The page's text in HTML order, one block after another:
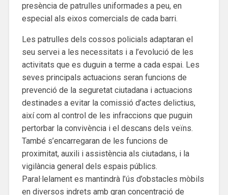
presència de patrulles uniformades a peu, en
especial als eixos comercials de cada barri.
Les patrulles dels cossos policials adaptaran el
seu servei a les necessitats i a l’evolució de les
activitats que es duguin a terme a cada espai. Les
seves principals actuacions seran funcions de
prevenció de la seguretat ciutadana i actuacions
destinades a evitar la comissió d’actes delictius,
així com al control de les infraccions que puguin
pertorbar la convivència i el descans dels veïns.
També s’encarregaran de les funcions de
proximitat, auxili i assistència als ciutadans, i la
vigilància general dels espais públics.
Paral·lelament es mantindrà l’ús d’obstacles mòbils
en diversos indrets amb gran concentració de